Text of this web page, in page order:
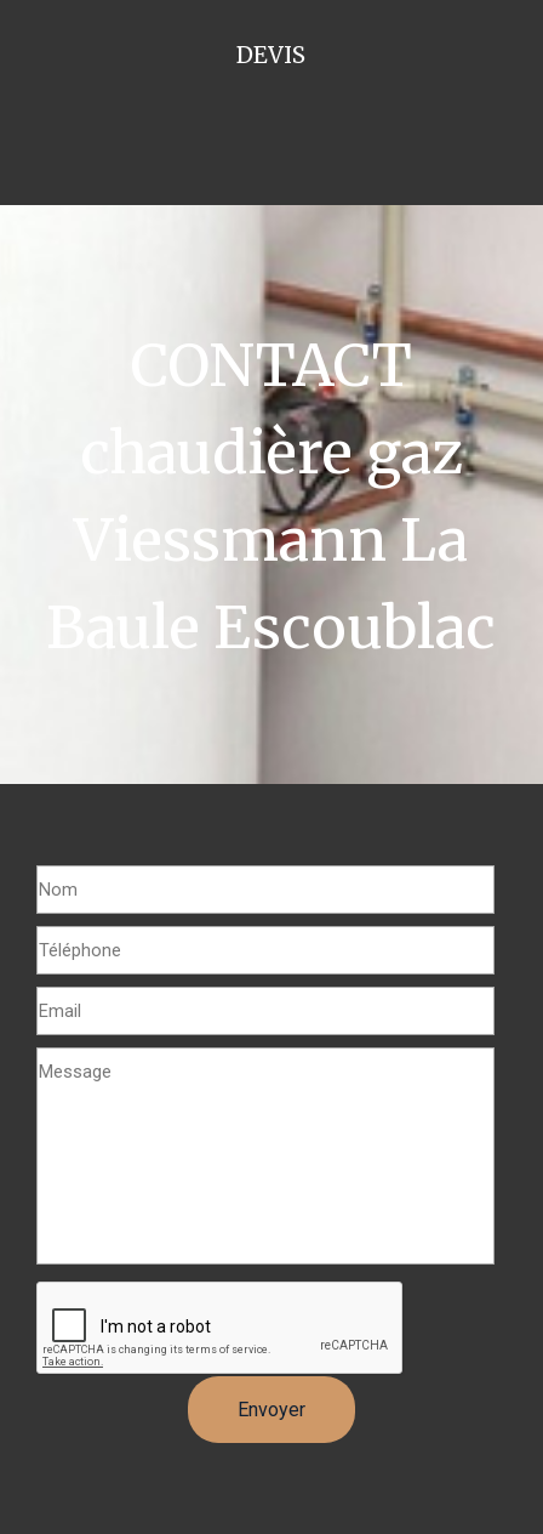
DEVIS
CONTACT
chaudière gaz
Viessmann La
Baule Escoublac